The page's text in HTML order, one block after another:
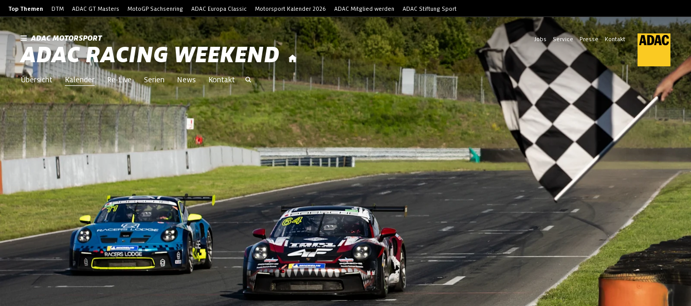
Top Themen DTM ADAC GT Masters MotoGP Sachsenring ADAC Europa Classic Motorsport Kalender 2026 ADAC Mitglied werden ADAC Stiftung Sport
ADAC MOTORSPORT
ADAC RACING WEEKEND
Jobs Service Presse Kontakt
Übersicht Kalender Re-Live Serien News Kontakt